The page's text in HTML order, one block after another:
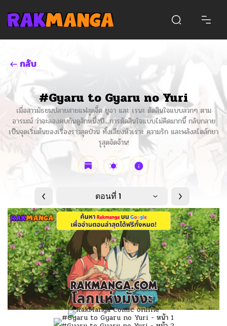
กลับ
#Gyaru to Gyaru no Yuri
เมื่อสาวมัธยมปลายสายแฟสุดจี๊ด ยูอา และ เรนะ ตัดสินใจแบบลวกๆ ตาม
อารมณ์ ว่าจะลองคบกันดูสักหนึ่งปี…การตัดสินใจแบบไม่คิดมากนี้ กลับกลาย
เป็นจุดเริ่มต้นของเรื่องราวสุดป่วน ทั้งเสียงหัวเราะ ความรัก และพลังสไตล์กยา
รุสุดจัดจ้าน!
ตอนที่ 1